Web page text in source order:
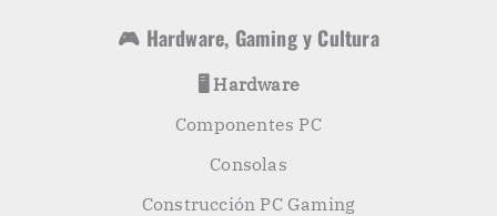
🎮 Hardware, Gaming y Cultura
🖥️ Hardware
Componentes PC
Consolas
Construcción PC Gaming